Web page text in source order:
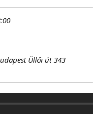
Üllői út 343